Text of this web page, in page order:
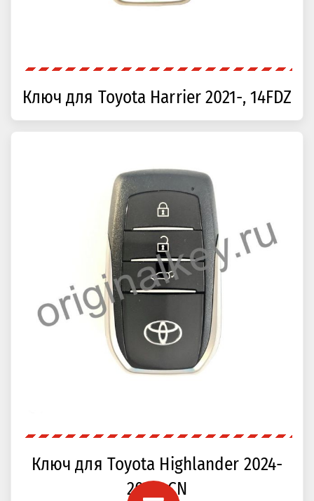
Ключ для Toyota Harrier 2021-, 14FDZ
Ключ для Toyota Highlander 2024-
2025, CN